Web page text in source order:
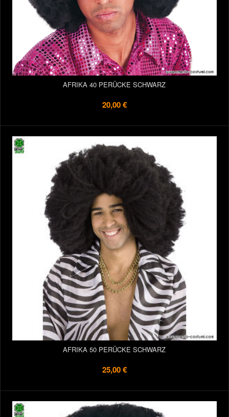
AFRIKA 40 PERÜCKE SCHWARZ
20,00 €
AFRIKA 50 PERÜCKE SCHWARZ
25,00 €